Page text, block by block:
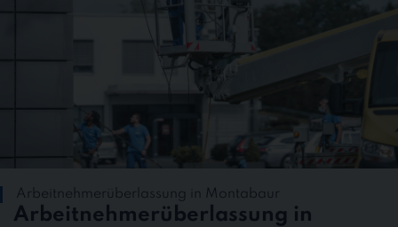
Arbeitnehmerüberlassung in
Arbeitnehmerüberlassung in Montabaur